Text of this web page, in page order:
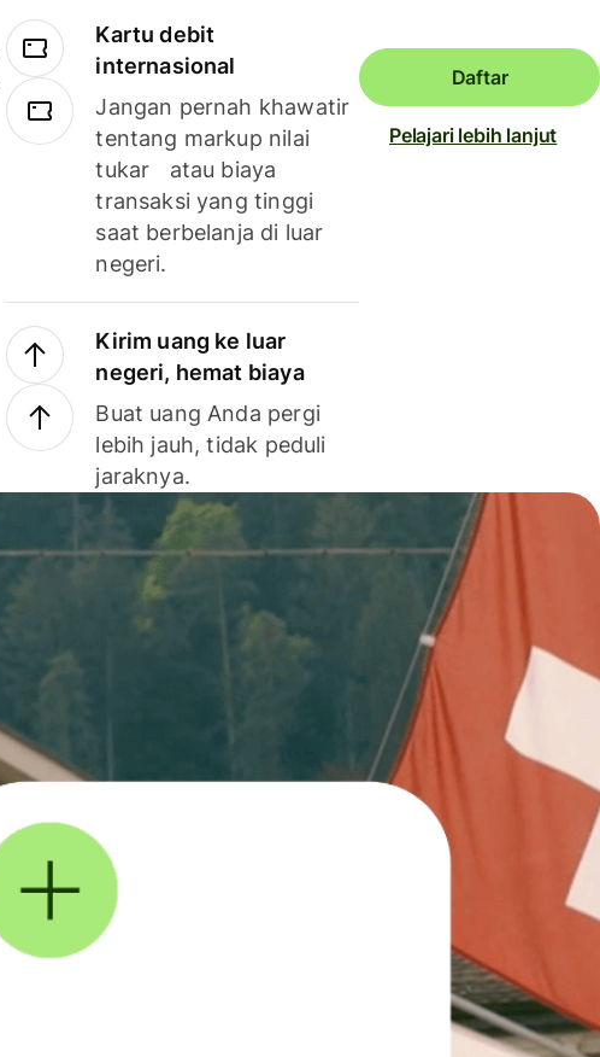
Kartu debit
internasional
Jangan pernah khawatir
tentang markup nilai
tukar atau biaya
transaksi yang tinggi
saat berbelanja di luar
negeri.
Kirim uang ke luar
negeri, hemat biaya
Buat uang Anda pergi
lebih jauh, tidak peduli
jaraknya.
Daftar
Pelajari lebih lanjut